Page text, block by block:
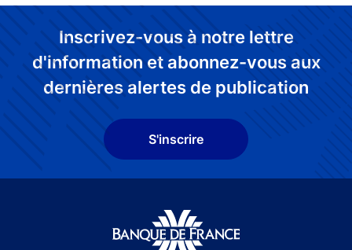
Inscrivez-vous à notre lettre
d'information et abonnez-vous aux
dernières alertes de publication
S'inscrire